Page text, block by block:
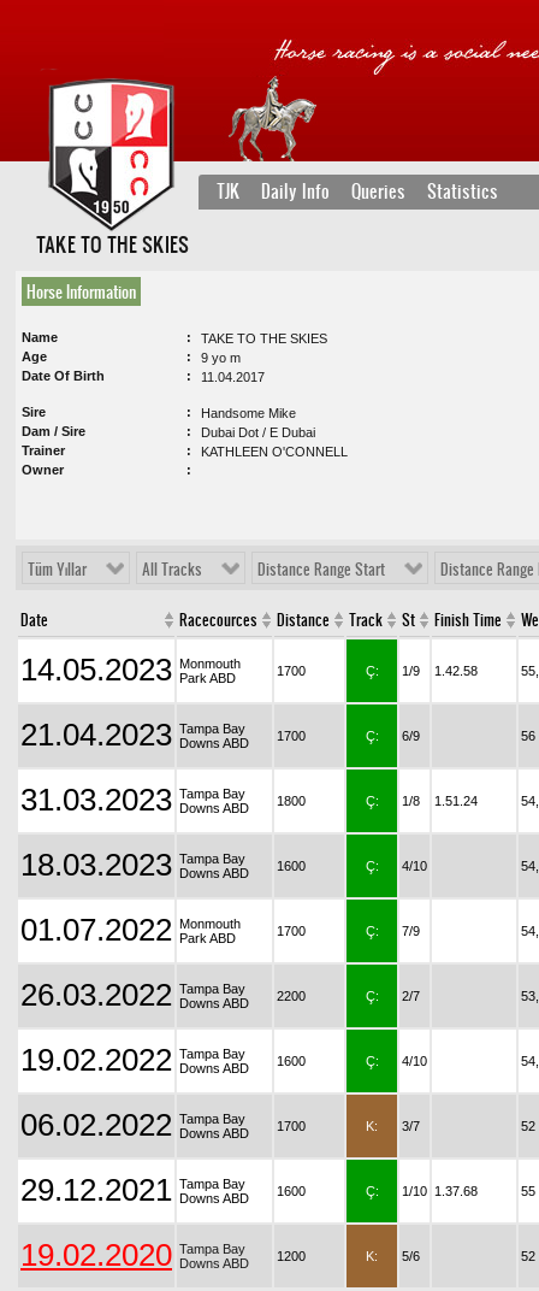
TJK Daily Info Queries Statistics
TAKE TO THE SKIES
Horse Information
Name
TAKE TO THE SKIES
Age
9 yo m
Date Of Birth
11.04.2017
Sire
Handsome Mike
Dam / Sire
Dubai Dot / E Dubai
Trainer
KATHLEEN O'CONNELL
Owner
Tüm Yıllar All Tracks Distance Range Start Distance Range
Date Racecources Distance Track St Finish Time
14.05.2023 Monmouth
Park ABD
1700 Ç: 1/9 1.42.58
21.04.2023 Tampa Bay
Downs ABD
1700 Ç: 6/9 56
31.03.2023 Tampa Bay
Downs ABD
1800 Ç: 1/8 1.51.24
18.03.2023 Tampa Bay
Downs ABD
1600 Ç: 4/10
01.07.2022 Monmouth
Park ABD
1700 Ç: 7/9
26.03.2022 Tampa Bay
Downs ABD
2200 Ç: 2/7
19.02.2022 Tampa Bay
Downs ABD
1600 Ç: 4/10
06.02.2022 Tampa Bay
Downs ABD
1700 K: 3/7 52
29.12.2021 Tampa Bay
Downs ABD
1600 Ç: 1/10 1.37.68 55
19.02.2020 Tampa Bay
Downs ABD
1200 K: 5/6 52